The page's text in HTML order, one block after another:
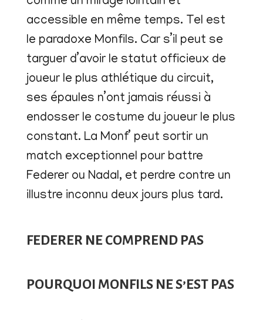
accessible en même temps. Tel est
le paradoxe Monfils. Car s’il peut se
targuer d’avoir le statut officieux de
joueur le plus athlétique du circuit,
ses épaules n’ont jamais réussi à
endosser le costume du joueur le plus
constant. La Monf’ peut sortir un
match exceptionnel pour battre
Federer ou Nadal, et perdre contre un
illustre inconnu deux jours plus tard.
FEDERER NE COMPREND PAS
POURQUOI MONFILS NE S’EST PAS